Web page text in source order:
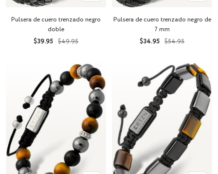
rápida
Pulsera de cuero trenzado negro
doble
Precio
$39.95 Precio
$49.95
rápida
Pulsera de cuero trenzado negro de
7 mm
Precio
$34.95 Precio
$54.95